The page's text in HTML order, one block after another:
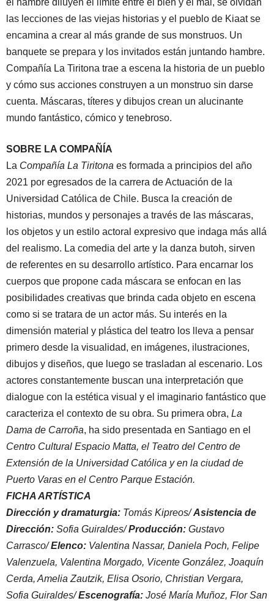
el hambre diluyen el límite entre el bien y el mal, se olvidan
las lecciones de las viejas historias y el pueblo de Kiaat se
encamina a crear al más grande de sus monstruos. Un
banquete se prepara y los invitados están juntando hambre.
Compañía La Tiritona trae a escena la historia de un pueblo
y cómo sus acciones construyen a un monstruo sin darse
cuenta. Máscaras, títeres y dibujos crean un alucinante
mundo fantástico, cómico y tenebroso.
SOBRE LA COMPAÑÍA
La Compañía La Tiritona es formada a principios del año
2021 por egresados de la carrera de Actuación de la
Universidad Católica de Chile. Busca la creación de
historias, mundos y personajes a través de las máscaras,
los objetos y un estilo actoral expresivo que indaga más allá
del realismo. La comedia del arte y la danza butoh, sirven
de referentes en su desarrollo artístico. Para encarnar los
cuerpos que propone cada máscara se enfocan en las
posibilidades creativas que brinda cada objeto en escena
como si se tratara de un actor más. Su interés en la
dimensión material y plástica del teatro los lleva a pensar
primero desde la visualidad, en imágenes, ilustraciones,
dibujos y diseños, que luego se trasladan al escenario. Los
actores constantemente buscan una interpretación que
dialogue con la estética visual y el imaginario fantástico que
caracteriza el contexto de su obra. Su primera obra, La
Dama de Carroña, ha sido presentada en Santiago en el
Centro Cultural Espacio Matta, el Teatro del Centro de
Extensión de la Universidad Católica y en la ciudad de
Puerto Varas en el Centro Parque Estación.
FICHA ARTÍSTICA
Dirección y dramaturgia: Tomás Kipreos/Asistencia de
Dirección: Sofia Guiraldes/Producción: Gustavo
Carrasco/Elenco: Valentina Nassar, Daniela Poch, Felipe
Valenzuela, Valentina Morgado, Vicente González, Joaquín
Cerda, Amelia Zautzik, Elisa Osorio, Christian Vergara,
Sofia Guiraldes/Escenografía: José María Muñoz, Flor San